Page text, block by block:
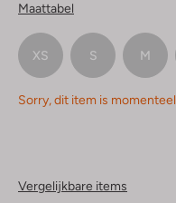
Maattabel
XS S M
Sorry, dit item is
Vergelijkbare items